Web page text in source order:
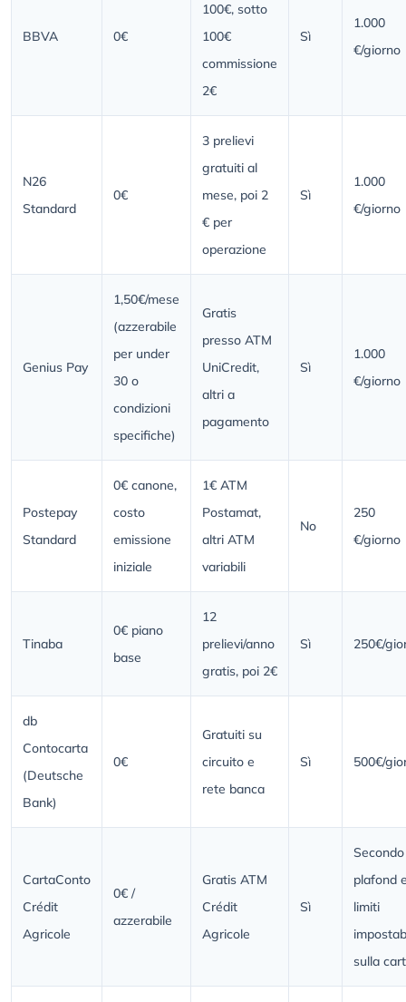
BBVA 0€
100€, sotto
100€
commissione
2€
Sì
1.000
€/giorno
N26
Standard
0€
3 prelievi
gratuiti al
mese, poi 2
€ per
operazione
Sì
1.000
€/giorno
Genius Pay
1,50€/mese
(azzerabile
per under
30 o
condizioni
specifiche)
Gratis
presso ATM
UniCredit,
altri a
pagamento
Sì
1.000
€/giorno
Postepay
Standard
0€ canone,
costo
emissione
iniziale
1€ ATM
Postamat,
altri ATM
variabili
No
250
€/giorno
Tinaba
0€ piano
base
12
prelievi/anno
gratis, poi 2€
Sì 250€/
db
Contocarta
(Deutsche
Bank)
0€
Gratuiti su
circuito e
rete banca
Sì 500€/
CartaConto
Crédit
Agricole
0€ /
azzerabile
Gratis ATM
Crédit
Agricole
Sì
plafond
limiti
sulla